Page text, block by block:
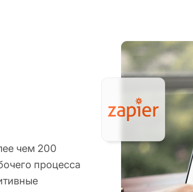
чем 200
процесса